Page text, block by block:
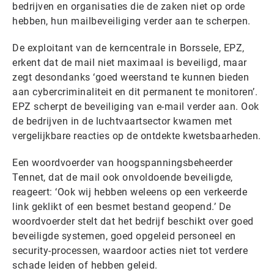
bedrijven en organisaties die de zaken niet op orde
hebben, hun mailbeveiliging verder aan te scherpen.
De exploitant van de kerncentrale in Borssele, EPZ,
erkent dat de mail niet maximaal is beveiligd, maar
zegt desondanks ‘goed weerstand te kunnen bieden
aan cybercriminaliteit en dit permanent te monitoren’.
EPZ scherpt de beveiliging van e-mail verder aan. Ook
de bedrijven in de luchtvaartsector kwamen met
vergelijkbare reacties op de ontdekte kwetsbaarheden.
Een woordvoerder van hoogspanningsbeheerder
Tennet, dat de mail ook onvoldoende beveiligde,
reageert: ‘Ook wij hebben weleens op een verkeerde
link geklikt of een besmet bestand geopend.’ De
woordvoerder stelt dat het bedrijf beschikt over goed
beveiligde systemen, goed opgeleid personeel en
security-processen, waardoor acties niet tot verdere
schade leiden of hebben geleid.